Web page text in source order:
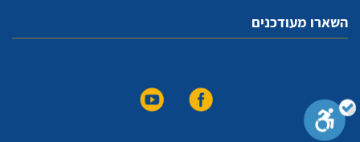
השארו מעודכנים